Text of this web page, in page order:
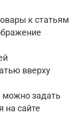
к статьям
вверху
задать
на сайте